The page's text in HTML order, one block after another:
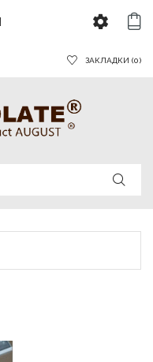
ЗАКЛАДКИ (0)